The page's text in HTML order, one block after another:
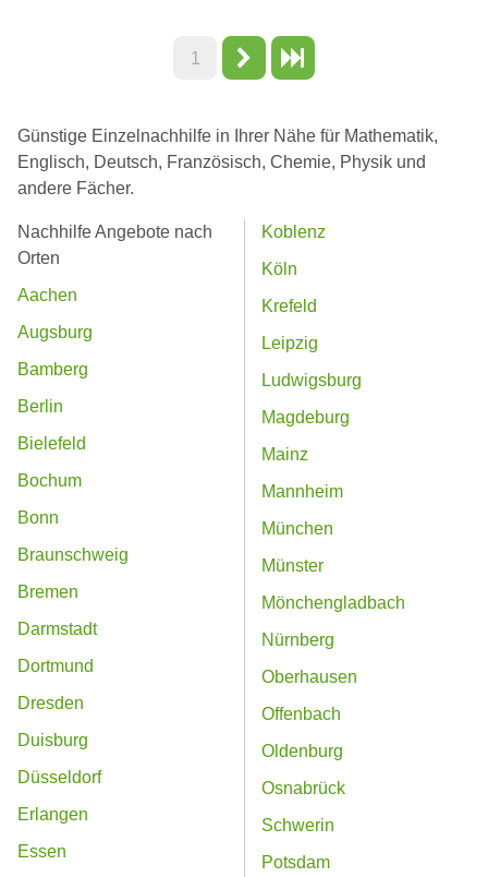
1
Günstige Einzelnachhilfe in Ihrer Nähe für Mathematik,
Englisch, Deutsch, Französisch, Chemie, Physik und
andere Fächer.
Nachhilfe Angebote nach
Orten
Aachen
Augsburg
Bamberg
Berlin
Bielefeld
Bochum
Bonn
Braunschweig
Bremen
Darmstadt
Dortmund
Dresden
Duisburg
Düsseldorf
Erlangen
Essen
Koblenz
Köln
Krefeld
Leipzig
Ludwigsburg
Magdeburg
Mainz
Mannheim
München
Münster
Mönchengladbach
Nürnberg
Oberhausen
Offenbach
Oldenburg
Osnabrück
Schwerin
Potsdam